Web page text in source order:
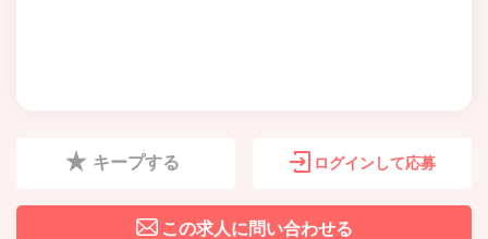
キープする ログインして応募
この求人に問い合わせる